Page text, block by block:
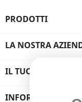
PRODOTTI
LA NOSTRA
IL TUO ACCOUNT
INFORMAZIONI